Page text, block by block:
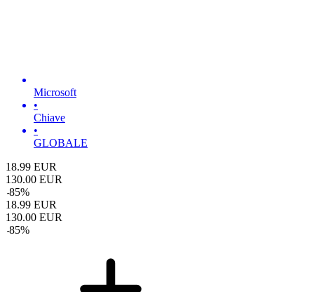
Microsoft
•
Chiave
•
GLOBALE
18.99 EUR
130.00 EUR
-85%
18.99 EUR
130.00 EUR
-85%